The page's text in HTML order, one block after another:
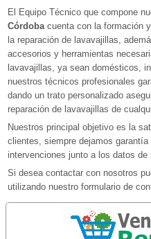
El Equipo Técnico que compone
Córdoba cuenta con la formación
la reparación de lavavajillas,
accesorios y herramientas
lavavajillas, ya sean domésticos,
nuestros técnicos profesionales
dando un trato personalizado
reparación de lavavajillas de
Nuestros principal objetivo es la
clientes, siempre dejamos
intervenciones junto a los datos de
Si desea contactar con nosotros
utilizando nuestro formulario de